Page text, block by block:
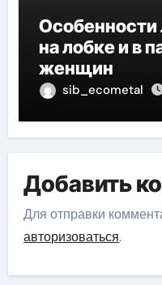
Особенности
на лобке и в
женщин
sib_ecometal
Добавить
Для отправки
авторизоваться.